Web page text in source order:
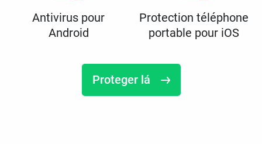
Antivirus pour
Android
Protection téléphone
portable pour iOS
Proteger lá